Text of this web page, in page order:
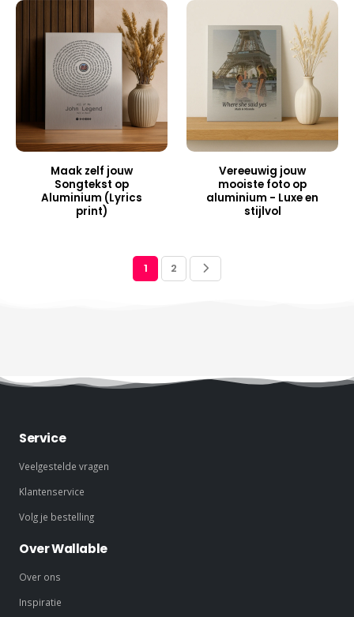
Maak zelf jouw
Songtekst op
Aluminium (Lyrics
print)
Vereeuwig jouw
mooiste foto op
aluminium - Luxe en
stijlvol
1 2
Service
Veelgestelde vragen
Klantenservice
Volg je bestelling
Over Wallable
Over ons
Inspiratie